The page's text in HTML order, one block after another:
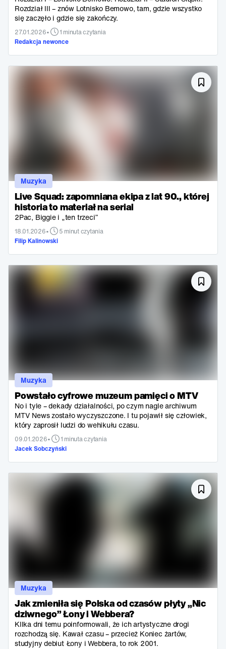
Rozdział III – znów Lotnisko Bemowo, tam, gdzie wszystko
się zaczęło i gdzie się zakończy.
27.01.2026•
1 minuta czytania
Redakcja newonce
Live Squad: zapomniana ekipa z lat 90., której
historia to materiał na serial
2Pac, Biggie i „ten trzeci”
18.01.2026•
5 minut czytania
Filip Kalinowski
Muzyka
Powstało cyfrowe muzeum pamięci o MTV
No i tyle – dekady działalności, po czym nagle archiwum
MTV News zostało wyczyszczone. I tu pojawił się człowiek,
który zaprosił ludzi do wehikułu czasu.
09.01.2026•
1 minuta czytania
Jacek Sobczyński
Muzyka
Jak zmieniła się Polska od czasów płyty „Nic
dziwnego” Łony i Webbera?
KIlka dni temu poinformowali, że ich artystyczne drogi
rozchodzą się. Kawał czasu – przecież Koniec żartów,
studyjny debiut Łony i Webbera, to rok 2001.
Muzyka